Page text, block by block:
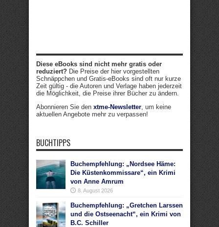
Diese eBooks sind nicht mehr gratis oder
reduziert? Die Preise der hier vorgestellten
Schnäppchen und Gratis-eBooks sind oft nur kurze
Zeit gültig - die Autoren und Verlage haben jederzeit
die Möglichkeit, die Preise ihrer Bücher zu ändern.
Abonnieren Sie den xtme-Newsletter, um keine
aktuellen Angebote mehr zu verpassen!
BUCHTIPPS
Buchempfehlung: „Nordsee Häme:
Die Küstenkommissare“, ein Krimi
von Anne Amrum
8. August 2026
Buchempfehlung: „Gretchen Larssen
und die Ostseenacht“, ein Krimi von
B.C. Schiller